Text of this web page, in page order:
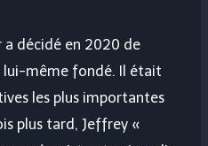
a décidé en 2020 de
lui-même fondé. Il était
les plus importantes
plus tard, Jeffrey «